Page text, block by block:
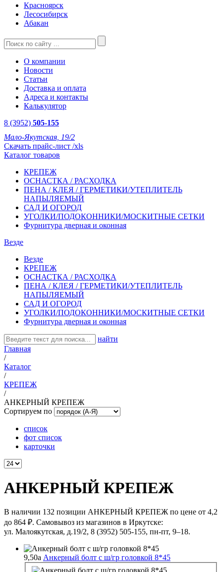
Красноярск
Лесосибирск
Абакан
О компании
Новости
Статьи
Доставка и оплата
Адреса и контакты
Калькулятор
8 (3952) 505-155
Мало-Якутская, 19/2
Скачать прайс-лист /xls
Каталог товаров
КРЕПЕЖ
ОСНАСТКА / РАСХОДКА
ПЕНА / КЛЕЯ / ГЕРМЕТИКИ/УТЕПЛИТЕЛЬ
НАПЫЛЯЕМЫЙ
САД И ОГОРОД
УГОЛКИ/ПОДОКОННИКИ/МОСКИТНЫЕ СЕТКИ
Фурнитура дверная и оконная
Везде
Везде
КРЕПЕЖ
ОСНАСТКА / РАСХОДКА
ПЕНА / КЛЕЯ / ГЕРМЕТИКИ/УТЕПЛИТЕЛЬ
НАПЫЛЯЕМЫЙ
САД И ОГОРОД
УГОЛКИ/ПОДОКОННИКИ/МОСКИТНЫЕ СЕТКИ
Фурнитура дверная и оконная
найти
Главная
/
Каталог
/
КРЕПЕЖ
/
АНКЕРНЫЙ КРЕПЕЖ
Сортируем по
список
фот список
карточки
АНКЕРНЫЙ КРЕПЕЖ
В наличии 132 позиции АНКЕРНЫЙ КРЕПЕЖ по цене от 4,2
до 864 ₽. Самовывоз из магазинов в Иркутске:
ул. Малоякутская, д.19/2, 8 (3952) 505-155, пн-пт, 9–18.
9,50a Анкерный болт с ш/гр головкой 8*45